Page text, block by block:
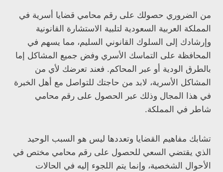
من الضروري حصولك على رقم محامي قضايا أسرية في
المملكة العربية السعودية لتلبية الاستشارة القانونية
وإرشادك إلى السلوك القانوني السليم، مما يسهم في
المحافظة على التماسك الأسري وفض جميع المشاكل إما
بالطرق الودية أو عبر المحاكم. فعند تعرضك لأي من
المشاكل الأسرية، لابد من حاجتك للتواصل مع أهل الخبرة
في هذا المجال وذلك عبر الحصول على رقم محامي
شاطر في المملكة.
تشابك مفاهيم القضايا وتعددها ليس هو السبب الوحيد
الذي يقتضي السعي للحصول على رقم محامي مختص في
الأحوال الشخصية، وإنما يتم اللجوء إليه في الحالات